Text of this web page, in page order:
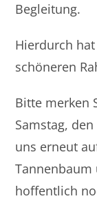
Begleitung.
Hierdurch
schöneren
Bitte merken
Samstag,
uns erneut
hoffentlich